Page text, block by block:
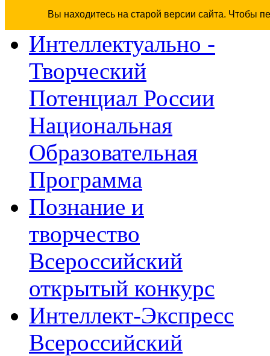
Вы находитесь на старой версии сайта. Чтобы
Интеллектуально -
Творческий
Потенциал России
Национальная
Образовательная
Программа
Познание и
творчество
Всероссийский
открытый конкурс
Интеллект-Экспресс
Всероссийский